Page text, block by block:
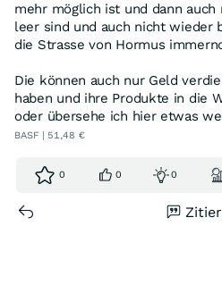
mehr möglich ist und dann
leer sind und auch nicht
die Strasse von Hormus
Die können auch nur Geld
haben und ihre Produkte in die
oder übersehe ich hier etwas
BASF | 51,48 €
0 0 0